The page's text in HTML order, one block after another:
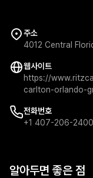
주소
4012 Central
웹사이트
https://
carlton-orlando-
전화번호
+1 407-206-2400
알아두면 좋은 점